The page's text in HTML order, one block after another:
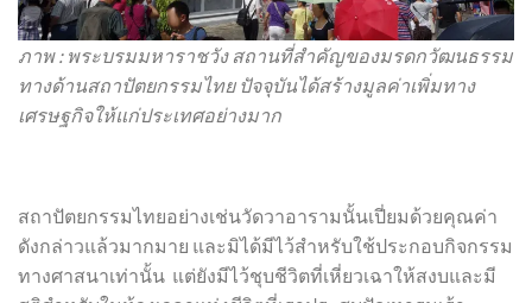
ภาพ : พระบรมมหาราชวัง สถานที่สำคัญของมรดกวัฒนธรรม
ทางด้านสถาปัตยกรรมไทย ปัจจุบันได้สร้างมูลค่าเพิ่มทาง
เศรษฐกิจให้แก่ประเทศอย่างมาก
สถาปัตยกรรมไทยอย่างเช่นวัดวาอารามนั้นเปี่ยมด้วยคุณค่า
ดังกล่าวแล้วมากมาย และมิได้มีไว้สำหรับใช้ประกอบกิจกรรม
ทางศาสนาเท่านั้น แต่ยังมีไว้ชุบชีวิตที่เหี่ยวเฉาให้สงบและมี